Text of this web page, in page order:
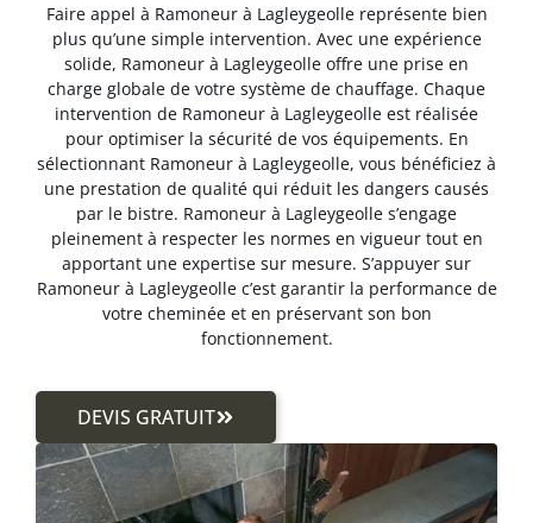
Faire appel à Ramoneur à Lagleygeolle représente bien
plus qu’une simple intervention. Avec une expérience
solide, Ramoneur à Lagleygeolle offre une prise en
charge globale de votre système de chauffage. Chaque
intervention de Ramoneur à Lagleygeolle est réalisée
pour optimiser la sécurité de vos équipements. En
sélectionnant Ramoneur à Lagleygeolle, vous bénéficiez à
une prestation de qualité qui réduit les dangers causés
par le bistre. Ramoneur à Lagleygeolle s’engage
pleinement à respecter les normes en vigueur tout en
apportant une expertise sur mesure. S’appuyer sur
Ramoneur à Lagleygeolle c’est garantir la performance de
votre cheminée et en préservant son bon
fonctionnement.
DEVIS GRATUIT